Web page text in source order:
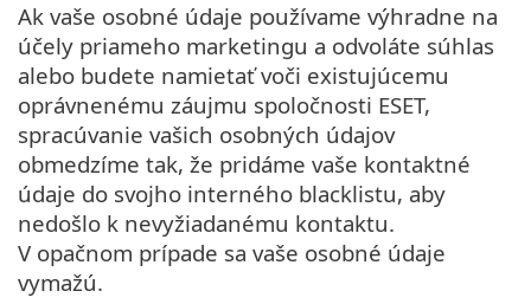
Ak vaše osobné údaje používame výhradne na
účely priameho marketingu a odvoláte súhlas
alebo budete namietať voči existujúcemu
oprávnenému záujmu spoločnosti ESET,
spracúvanie vašich osobných údajov
obmedzíme tak, že pridáme vaše kontaktné
údaje do svojho interného blacklistu, aby
nedošlo k nevyžiadanému kontaktu.
V opačnom prípade sa vaše osobné údaje
vymažú.